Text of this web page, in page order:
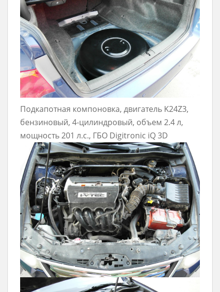
Подкапотная компоновка, двигатель K24Z3,
бензиновый, 4-цилиндровый, объем 2.4 л,
мощность 201 л.с., ГБО Digitronic iQ 3D